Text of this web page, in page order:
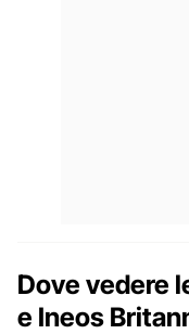
Dove vedere
e Ineos